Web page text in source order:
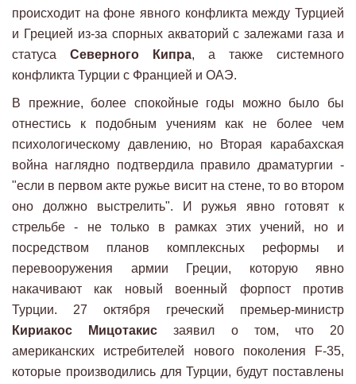
происходит на фоне явного конфликта между Турцией
и Грецией из-за спорных акваторий с залежами газа и
статуса Северного Кипра, а также системного
конфликта Турции с Францией и ОАЭ.
В прежние, более спокойные годы можно было бы
отнестись к подобным учениям как не более чем
психологическому давлению, но Вторая карабахская
война наглядно подтвердила правило драматургии -
"если в первом акте ружье висит на стене, то во втором
оно должно выстрелить". И ружья явно готовят к
стрельбе - не только в рамках этих учений, но и
посредством планов комплексных реформы и
перевооружения армии Греции, которую явно
накачивают как новый военный форпост против
Турции. 27 октября греческий премьер-министр
Кириакос Мицотакис заявил о том, что 20
американских истребителей нового поколения F-35,
которые производились для Турции, будут поставлены